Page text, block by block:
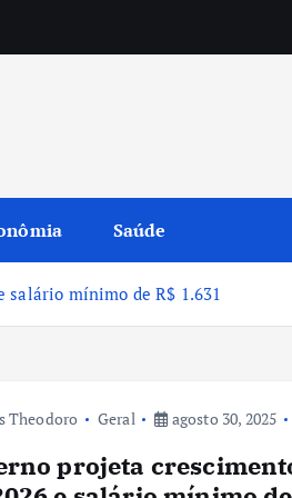
Saúde
salário mínimo de R$ 1.631
Theodoro Geral agosto 30, 2025
projeta